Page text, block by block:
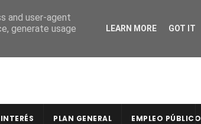
PLAN GENERAL EMPLEO PÚBLICO
and user-agent
generate usage
LEARN MORE GOT IT